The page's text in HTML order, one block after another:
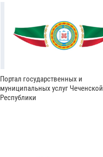
Портал государственных и
муниципальных услуг Чеченской
Республики